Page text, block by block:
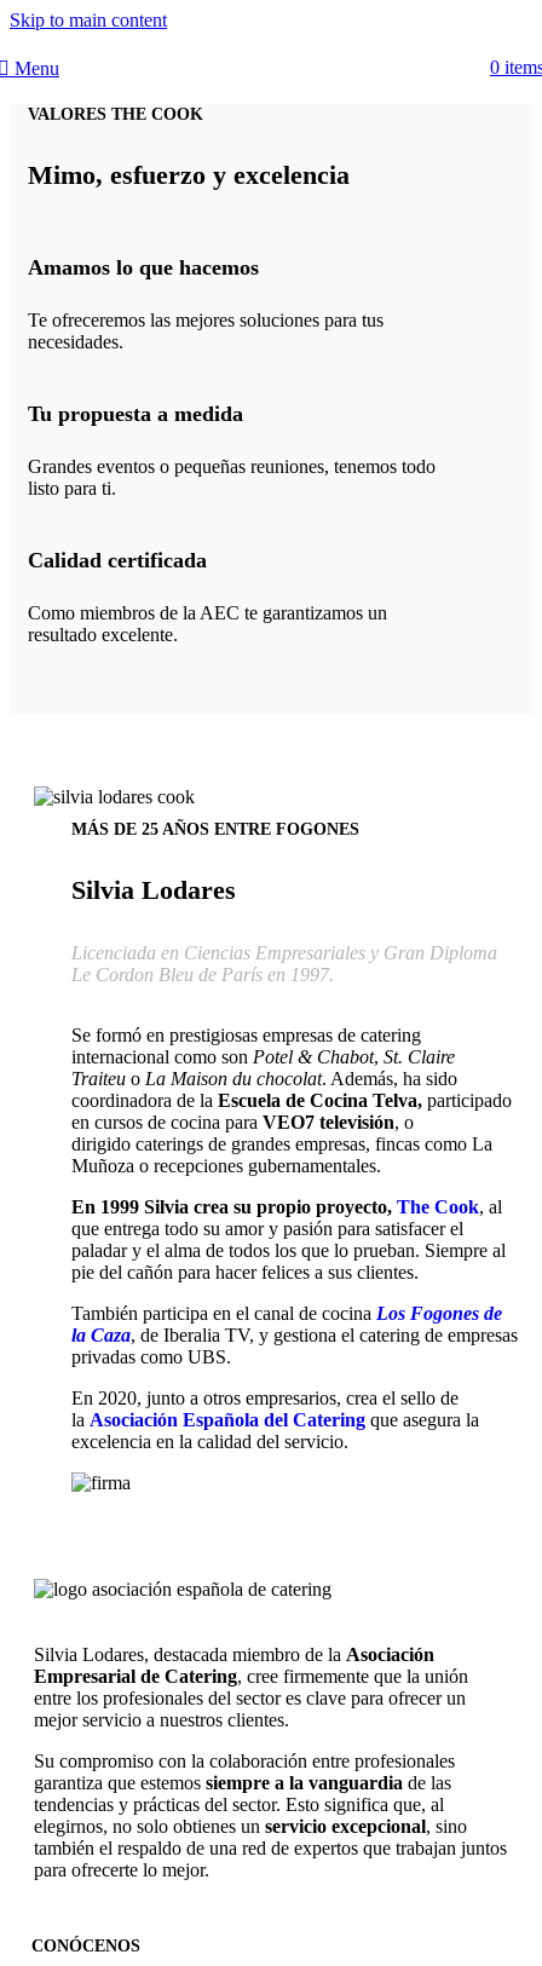
Skip to main content
Menu 0
VALORES THE COOK
Mimo, esfuerzo y excelencia
Amamos lo que hacemos
Te ofreceremos las mejores soluciones para tus
necesidades.
Tu propuesta a medida
Grandes eventos o pequeñas reuniones, tenemos todo
listo para ti.
Calidad certificada
Como miembros de la AEC te garantizamos un
resultado excelente.
MÁS DE 25 AÑOS ENTRE FOGONES
Silvia Lodares
Licenciada en Ciencias Empresariales y Gran Diploma
Le Cordon Bleu de París en 1997.
Se formó en prestigiosas empresas de catering
internacional como son Potel & Chabot,St. Claire
Traiteu o La Maison du chocolat. Además, ha sido
coordinadora de laEscuela de Cocina Telva,participado
en cursos de cocina paraVEO7 televisión, o
dirigido caterings de grandes empresas, fincas como La
Muñoza o recepciones gubernamentales.
En 1999 Silvia crea su propio proyecto,The Cook, al
que entrega todo su amor y pasión para satisfacer el
paladar y el alma de todos los que lo prueban. Siempre al
pie del cañón para hacer felices a sus clientes.
También participa en el canal de cocina Los Fogones de
la Caza, de Iberalia TV, y gestiona el catering de empresas
privadas como UBS.
En 2020, junto a otros empresarios, crea el sello de
la Asociación Española del Catering que asegura la
excelencia en la calidad del servicio.
Silvia Lodares, destacada miembro de la Asociación
Empresarial de Catering, cree firmemente que la unión
entre los profesionales del sector es clave para ofrecer un
mejor servicio a nuestros clientes.
Su compromiso con la colaboración entre profesionales
garantiza que estemos siempre a la vanguardia de las
tendencias y prácticas del sector. Esto significa que, al
elegirnos, no solo obtienes un servicio excepcional, sino
también el respaldo de una red de expertos que trabajan juntos
para ofrecerte lo mejor.
CONÓCENOS